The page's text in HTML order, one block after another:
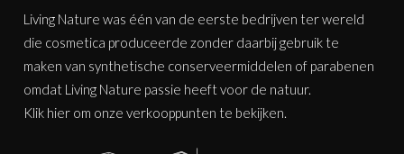
Living Nature was één van de eerste bedrijven ter wereld
die cosmetica produceerde zonder daarbij gebruik te
maken van synthetische conserveermiddelen of parabenen
omdat Living Nature passie heeft voor de natuur.
Klik hier om onze verkooppunten te bekijken.